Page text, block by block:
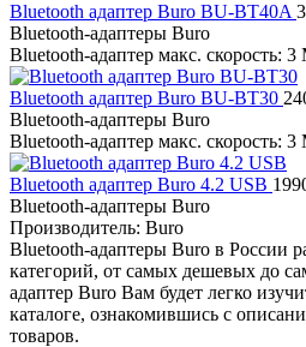
Bluetooth адаптер Buro BU-BT40A
Bluetooth-адаптеры Buro
Bluetooth-адаптер макс. скорость:
Bluetooth адаптер Buro BU-BT30
Bluetooth-адаптеры Buro
Bluetooth-адаптер макс. скорость:
Bluetooth адаптер Buro 4.2 USB
Bluetooth-адаптеры Buro
Производитель: Buro
Bluetooth-адаптеры Buro в России
категорий, от самых дешевых до
адаптер Buro Вам будет легко
каталоге, ознакомившись с
товаров.